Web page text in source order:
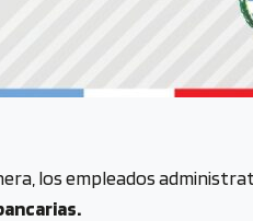
los empleados